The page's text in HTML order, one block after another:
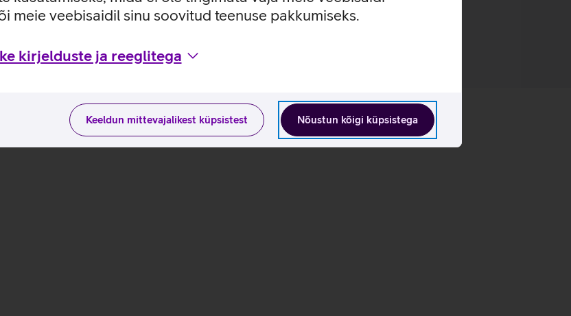
meie veebisaidil sinu soovitud teenuse pakkumiseks.
kirjelduste ja reeglitega
Nõustun kõigi küpsistega
Keeldun mittevajalikest küpsistest
tootja kodulehel